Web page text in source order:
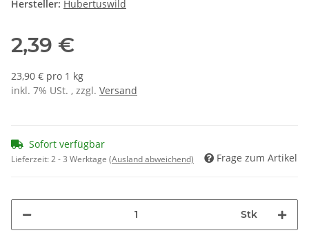
Hersteller: Hubertuswild
2,39 €
23,90 € pro 1 kg
inkl. 7% USt. , zzgl. Versand
Sofort verfügbar
Lieferzeit:2 - 3 Werktage (Ausland abweichend) Frage zum Artikel
Stk